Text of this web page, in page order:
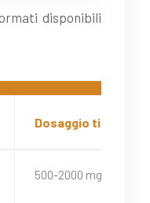
disponibili
Dosaggio tipico
500-2000 mg/giorno